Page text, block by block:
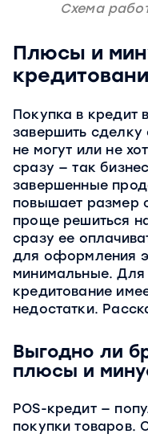
Схема
Плюсы и
Покупка в кредит
завершить сделку
не могут или не
сразу — так
завершенные
повышает размер
проще решиться
сразу ее
для оформления
минимальные. Для
кредитование
недостатки.
Выгодно ли
плюсы и
POS-кредит —
покупки товаров.